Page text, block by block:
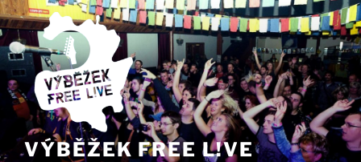
Přejít
k
obsahu
webu
VÝBĚŽEK FREE L!VE